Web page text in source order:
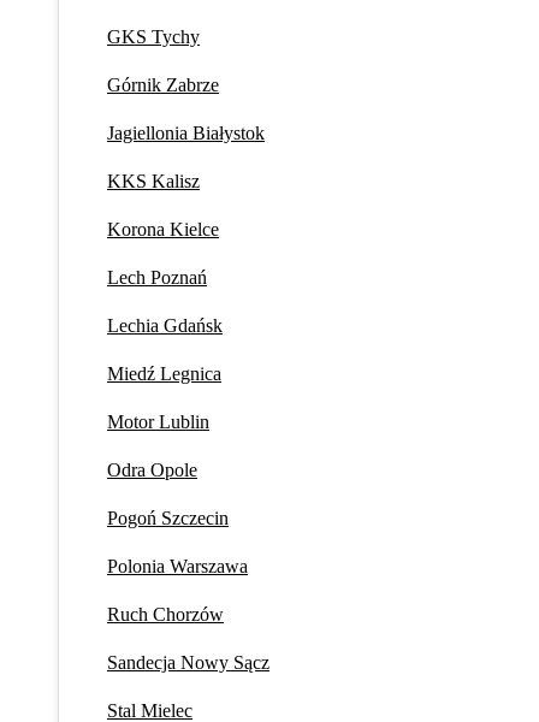
GKS Tychy
Górnik Zabrze
Jagiellonia Białystok
KKS Kalisz
Korona Kielce
Lech Poznań
Lechia Gdańsk
Miedź Legnica
Motor Lublin
Odra Opole
Pogoń Szczecin
Polonia Warszawa
Ruch Chorzów
Sandecja Nowy Sącz
Stal Mielec